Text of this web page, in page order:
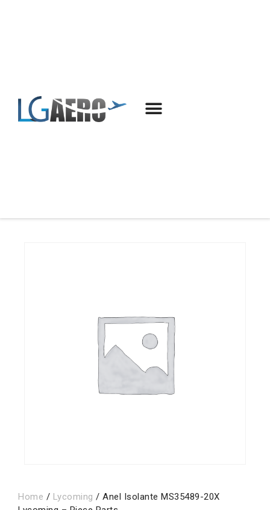
Home / Lycoming / Anel Isolante MS35489-20X